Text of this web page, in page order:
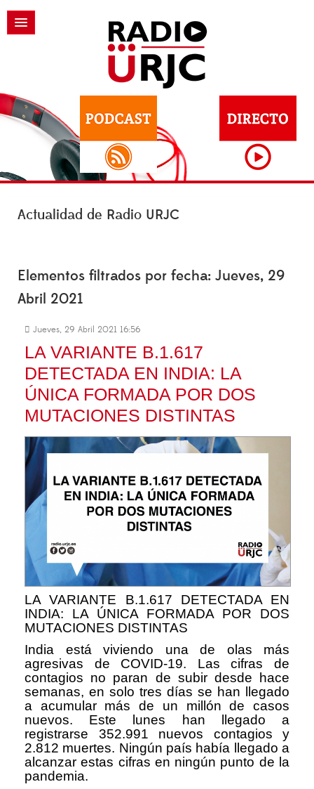
Actualidad de Radio URJC
Elementos filtrados por fecha: Jueves, 29
Abril 2021
Jueves, 29 Abril 2021 16:56
LA VARIANTE B.1.617
DETECTADA EN INDIA: LA
ÚNICA FORMADA POR DOS
MUTACIONES DISTINTAS
LA VARIANTE B.1.617 DETECTADA EN
INDIA: LA ÚNICA FORMADA POR DOS
MUTACIONES DISTINTAS
India está viviendo una de olas más
agresivas de COVID-19. Las cifras de
contagios no paran de subir desde hace
semanas, en solo tres días se han llegado
a acumular más de un millón de casos
nuevos. Este lunes han llegado a
registrarse 352.991 nuevos contagios y
2.812 muertes. Ningún país había llegado a
alcanzar estas cifras en ningún punto de la
pandemia.